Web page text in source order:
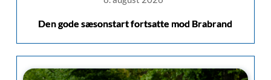
Den gode sæsonstart fortsatte mod Brabrand